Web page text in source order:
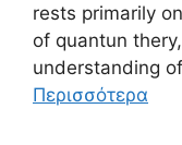
rests primarily
of quantun
understanding
Περισσότερα